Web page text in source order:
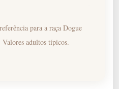
para a raça Dogue
adultos típicos.